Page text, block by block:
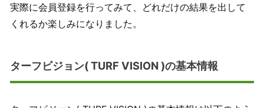
実際に会員登録を行ってみて、どれだけの結果を出して
くれるか楽しみになりました。
ターフビジョン( TURF VISION )の基本情報